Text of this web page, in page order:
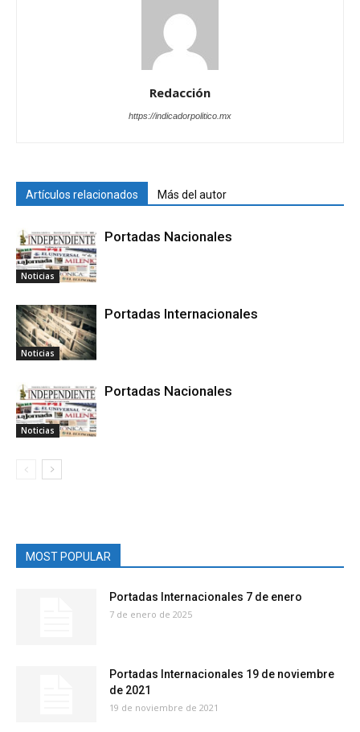
Redacción
https://indicadorpolitico.mx
Artículos relacionados Más del autor
Noticias
Portadas Nacionales
Noticias
Portadas Internacionales
Noticias
Portadas Nacionales
MOST POPULAR
Portadas Internacionales 7 de enero
7 de enero de 2025
Portadas Internacionales 19 de noviembre
de 2021
19 de noviembre de 2021